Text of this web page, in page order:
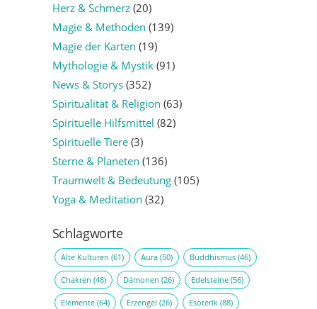
Herz & Schmerz(20)
Magie & Methoden (139)
Magie der Karten (19)
Mythologie & Mystik(91)
News & Storys(352)
Spiritualität & Religion (63)
Spirituelle Hilfsmittel (82)
Spirituelle Tiere(3)
Sterne & Planeten (136)
Traumwelt & Bedeutung(105)
Yoga & Meditation (32)
Schlagworte
Alte Kulturen (61) Aura(50) Buddhismus(46)
Chakren (48) Dämonen (26) Edelsteine(56)
Elemente(64) Erzengel (26) Esoterik(88)